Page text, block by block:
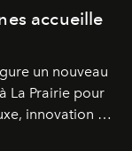
accueille
un nouveau
La Prairie pour
innovation et